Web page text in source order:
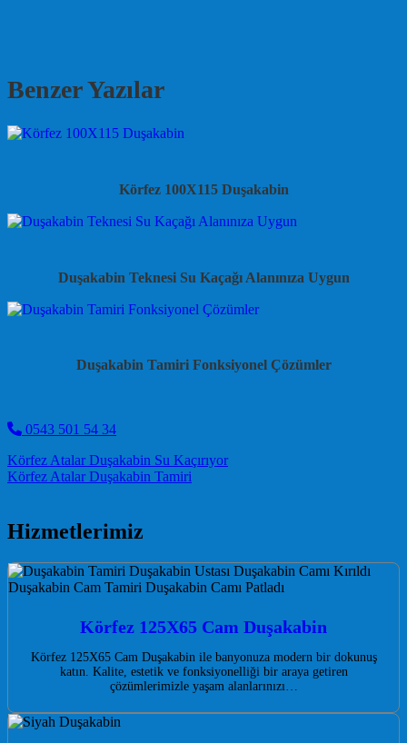
Benzer Yazılar
Körfez 100X115 Duşakabin
Duşakabin Teknesi Su Kaçağı Alanınıza Uygun
Duşakabin Tamiri Fonksiyonel Çözümler
0543 501 54 34
Post navigation
Körfez Atalar Duşakabin Su Kaçırıyor
Körfez Atalar Duşakabin Tamiri
Hizmetlerimiz
Körfez 125X65 Cam Duşakabin
Körfez 125X65 Cam Duşakabin ile banyonuza modern bir dokunuş
katın. Kalite, estetik ve fonksiyonelliği bir araya getiren
çözümlerimizle yaşam alanlarınızı…